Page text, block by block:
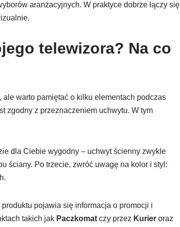
aranżacyjnych. W praktyce dobrze łączy się
telewizora? Na co
ale warto pamiętać o kilku elementach podczas
zgodny z przeznaczeniem uchwytu. W tym
dla Ciebie wygodny – uchwyt ścienny zwykle
ściany. Po trzecie, zwróć uwagę na kolor i styl:
pojawia się informacja o promocji i
takich jak Paczkomat czy przez Kurier oraz